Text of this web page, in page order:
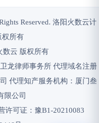
Reserved. 洛阳火数云计
权所有
数云 版权所有
龙律师事务所 代理域名注册
代理知产服务机构：厦门叁
限公司
许可证：豫B1-20210083